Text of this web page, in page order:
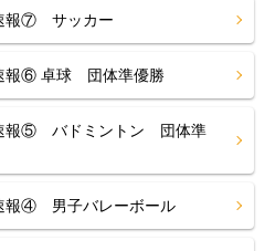
報⑦ サッカー
報⑥ 卓球 団体準優勝
報⑤ バドミントン 団体準
報④ 男子バレーボール